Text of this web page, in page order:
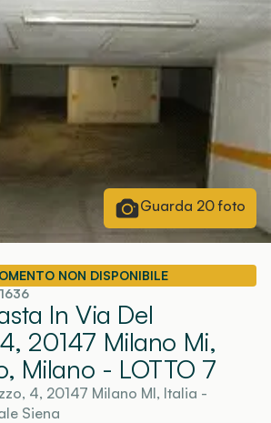
Guarda 20foto
NON DISPONIBILE
In Via Del
20147 Milano Mi,
Milano - LOTTO 7
4, 20147 Milano MI, Italia -
Siena